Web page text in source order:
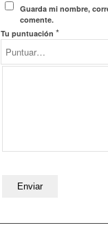
Guarda mi nombre,
comente.
Tu puntuación*